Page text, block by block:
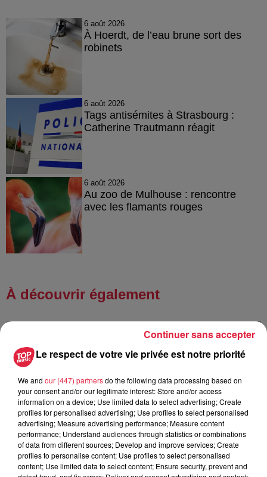
6 août 2026
À Hoerdt, de l’eau brune sort des
robinets
6 août 2026
Tags antisémites à Strasbourg :
Catherine Trautmann réagit
6 août 2026
Au zoo de Mulhouse : rencontre
avec les flamants rouges
À découvrir également
Le respect de votre vie privée est notre priorité
We and our (447) partnersdo the following data processing based on
your consent and/or our legitimate interest: Store and/or access
information on a device; Use limited data to select advertising; Create
profiles for personalised advertising; Use profiles to select personalised
advertising; Measure advertising performance; Measure content
performance; Understand audiences through statistics or combinations
of data from different sources; Develop and improve services; Create
profiles to personalise content; Use profiles to select personalised
content; Use limited data to select content; Ensure security, prevent and
Continuer sans accepter